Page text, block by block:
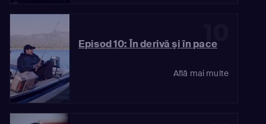
Episod 10: În derivă şi în pace
Află mai multe